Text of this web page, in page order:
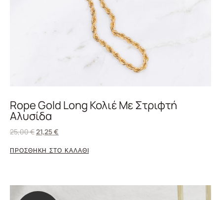
Rope Gold Long Κολιέ Με Στριφτή
Αλυσίδα
25,00€21,25€
ΠΡΟΣΘΗΚΗ ΣΤΟ ΚΑΛΑΘΙ